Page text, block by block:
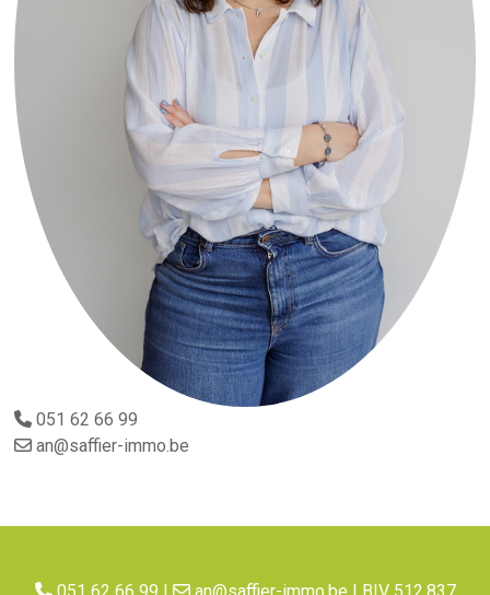
051 62 66 99
an@saffier-immo.be